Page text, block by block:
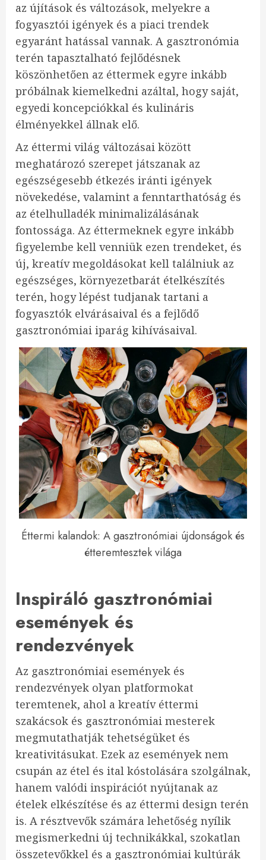
az újítások és változások, melyekre a
fogyasztói igények és a piaci trendek
egyaránt hatással vannak. A gasztronómia
terén tapasztalható fejlődésnek
köszönhetően az éttermek egyre inkább
próbálnak kiemelkedni azáltal, hogy saját,
egyedi koncepciókkal és kulináris
élményekkel állnak elő.
Az éttermi világ változásai között
meghatározó szerepet játszanak az
egészségesebb étkezés iránti igények
növekedése, valamint a fenntarthatóság és
az ételhulladék minimalizálásának
fontossága. Az éttermeknek egyre inkább
figyelembe kell venniük ezen trendeket, és
új, kreatív megoldásokat kell találniuk az
egészséges, környezetbarát ételkészítés
terén, hogy lépést tudjanak tartani a
fogyasztók elvárásaival és a fejlődő
gasztronómiai iparág kihívásaival.
Éttermi kalandok: A gasztronómiai újdonságok és
étteremtesztek világa
Inspiráló gasztronómiai
események és
rendezvények
Az gasztronómiai események és
rendezvények olyan platformokat
teremtenek, ahol a kreatív éttermi
szakácsok és gasztronómiai mesterek
megmutathatják tehetségüket és
kreativitásukat. Ezek az események nem
csupán az étel és ital kóstolására szolgálnak,
hanem valódi inspirációt nyújtanak az
ételek elkészítése és az éttermi design terén
is. A résztvevők számára lehetőség nyílik
megismerkedni új technikákkal, szokatlan
összetevőkkel és a gasztronómiai kultúrák